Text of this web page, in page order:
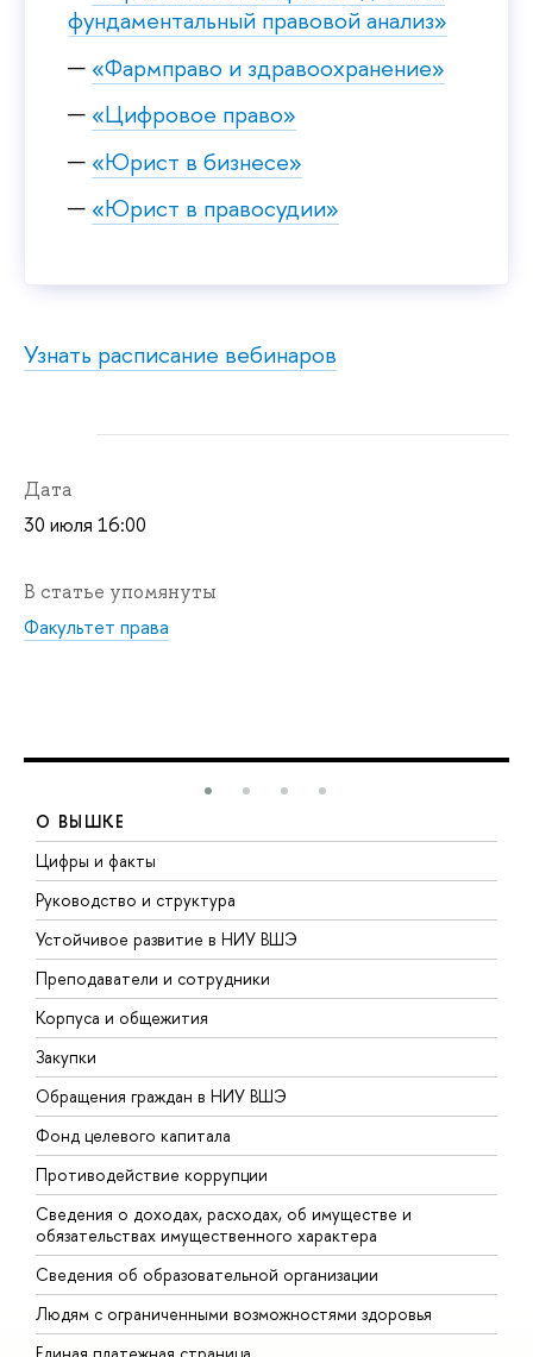
фундаментальный правовой анализ»
«Фармправо и здравоохранение»
«Цифровое право»
«Юрист в бизнесе»
«Юрист в правосудии»
Узнать расписание вебинаров
Дата
30 июля 16:00
В статье упомянуты
Факультет права
О ВЫШКЕ
Цифры и факты
Руководство и структура
Устойчивое развитие в НИУ ВШЭ
Преподаватели и сотрудники
Корпуса и общежития
Закупки
Обращения граждан в НИУ ВШЭ
Фонд целевого капитала
Противодействие коррупции
Сведения о доходах, расходах, об имуществе и
обязательствах имущественного характера
Сведения об образовательной организации
Людям с ограниченными возможностями здоровья